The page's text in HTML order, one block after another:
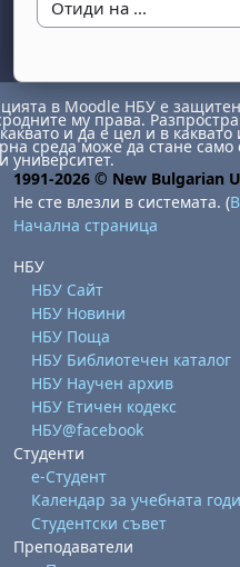
Отиди на ...
в Moodle НБУ е
му права.
и да е цел и в
среда може да стане само
университет.
1991-2026 © New Bulgarian
Не сте влезли в системата. (
Начална страница
НБУ
НБУ Сайт
НБУ Новини
НБУ Поща
НБУ Библиотечен каталог
НБУ Научен архив
НБУ Етичен кодекс
НБУ@facebook
Студенти
е-Студент
Календар за учебната
Студентски съвет
Преподаватели